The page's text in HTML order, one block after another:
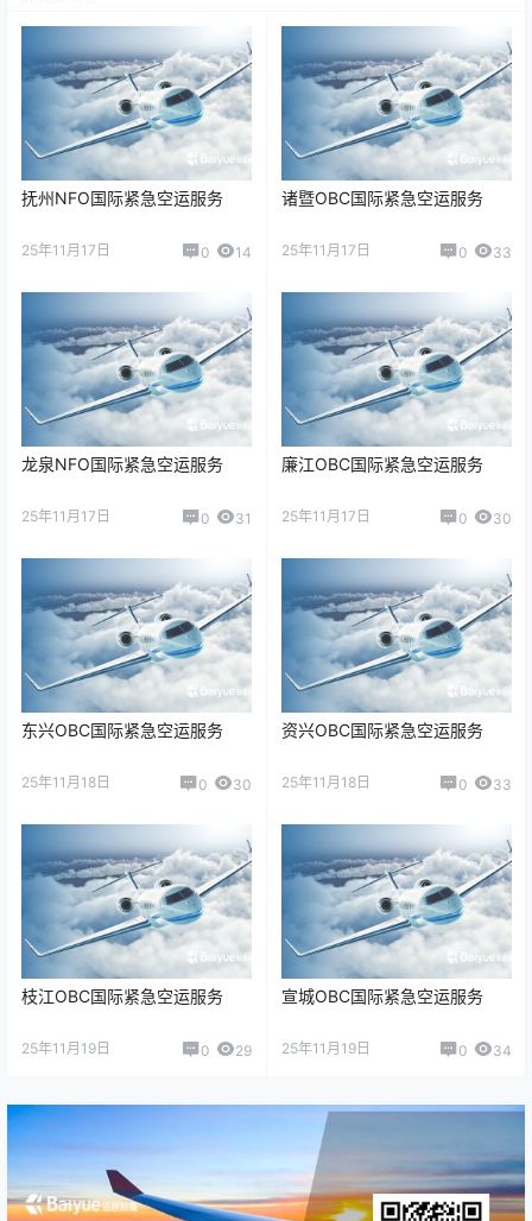
抚州NFO国际紧急空运服务
25年11月17日 0 14
诸暨OBC国际紧急空运服务
25年11月17日 0 33
龙泉NFO国际紧急空运服务
25年11月17日 0 31
廉江OBC国际紧急空运服务
25年11月17日 0 30
东兴OBC国际紧急空运服务
25年11月18日 0 30
资兴OBC国际紧急空运服务
25年11月18日 0 33
枝江OBC国际紧急空运服务
25年11月19日 0 29
宣城OBC国际紧急空运服务
25年11月19日 0 34